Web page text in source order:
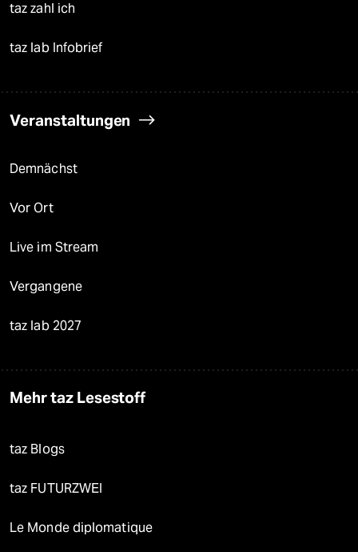
taz zahl ich
taz lab Infobrief
Veranstaltungen
Demnächst
Vor Ort
Live im Stream
Vergangene
taz lab 2027
Mehr taz Lesestoff
taz Blogs
taz FUTURZWEI
Le Monde diplomatique